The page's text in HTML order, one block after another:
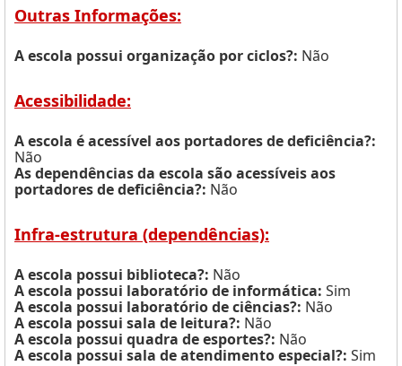
Outras Informações:
A escola possui organização por ciclos?: Não
Acessibilidade:
A escola é acessível aos portadores de deficiência?:
Não
As dependências da escola são acessíveis aos
portadores de deficiência?: Não
Infra-estrutura (dependências):
A escola possui biblioteca?: Não
A escola possui laboratório de informática: Sim
A escola possui laboratório de ciências?: Não
A escola possui sala de leitura?: Não
A escola possui quadra de esportes?: Não
A escola possui sala de atendimento especial?: Sim